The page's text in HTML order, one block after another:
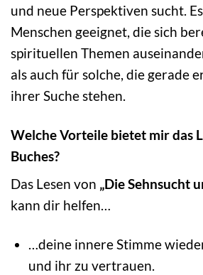
und neue Perspektiven sucht.
Menschen geeignet, die sich
spirituellen Themen
als auch für solche, die gerade
ihrer Suche stehen.
Welche Vorteile bietet mir das
Buches?
Das Lesen von „Die Sehnsucht
kann dir helfen…
…deine innere Stimme
und ihr zu vertrauen.